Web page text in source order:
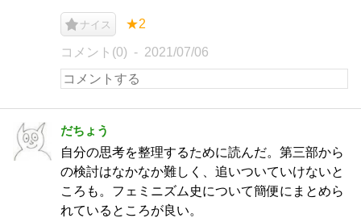
ナイス ★2
コメント(0) 2021/07/06
だちょう
自分の思考を整理するために読んだ。第三部から
の検討はなかなか難しく、追いついていけないと
ころも。フェミニズム史について簡便にまとめら
れているところが良い。